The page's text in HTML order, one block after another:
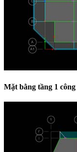
Mặt bằng tầng 1